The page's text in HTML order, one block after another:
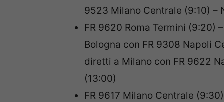
9523 Milano Centrale (9:10) –
FR 9620 Roma Termini (9:20)
Bologna con FR 9308 Napoli
diretti a Milano con FR 9622
(13:00)
FR 9617 Milano Centrale